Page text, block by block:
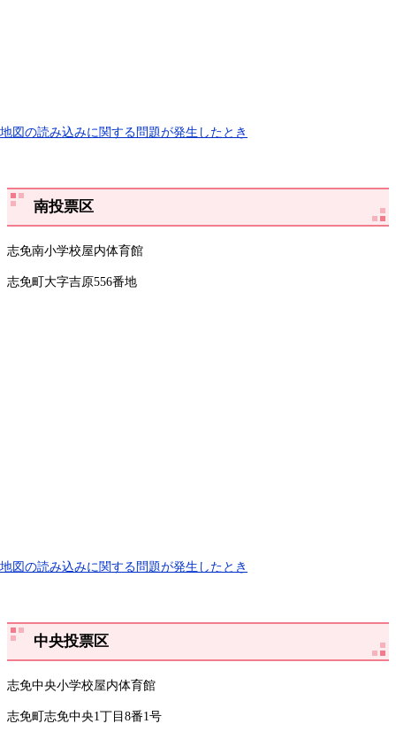
地図の読み込みに関する問題が発生したとき
南投票区
志免南小学校屋内体育館
志免町大字吉原556番地
地図の読み込みに関する問題が発生したとき
中央投票区
志免中央小学校屋内体育館
志免町志免中央1丁目8番1号